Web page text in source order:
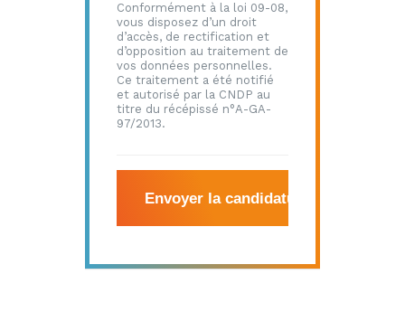
Conformément à la loi 09-08,
vous disposez d’un droit
d’accès, de rectification et
d’opposition au traitement de
vos données personnelles.
Ce traitement a été notifié
et autorisé par la CNDP au
titre du récépissé n°A-GA-
97/2013.